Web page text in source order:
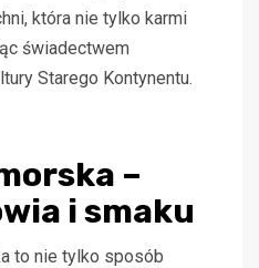
która nie tylko karmi
świadectwem
Starego Kontynentu.
–
i smaku
to nie tylko sposób